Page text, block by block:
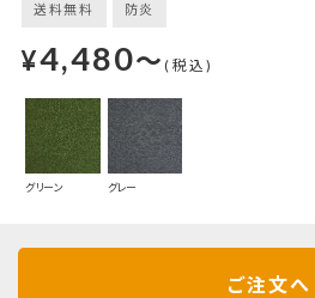
送料無料 防炎
¥4,480～(税込)
グリーン グレー
ご注文へ